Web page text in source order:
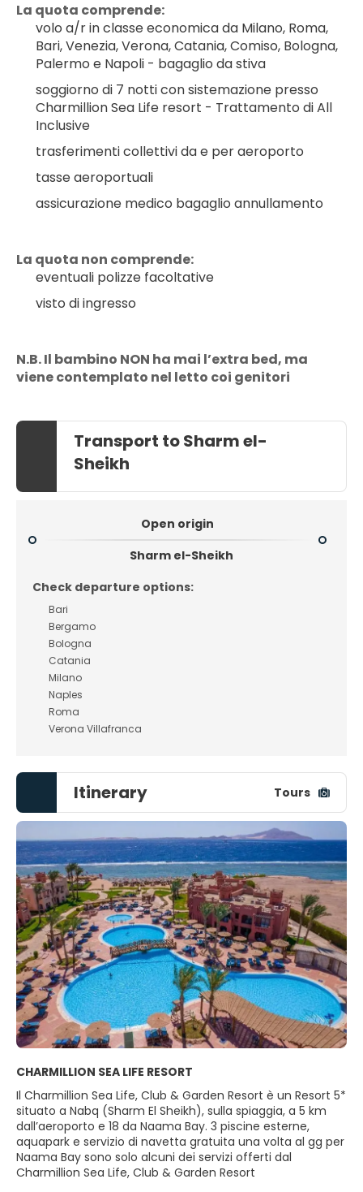
La quota comprende:
volo a/r in classe economica da Milano, Roma,
Bari, Venezia, Verona, Catania, Comiso, Bologna,
Palermo e Napoli - bagaglio da stiva
soggiorno di 7 notti con sistemazione presso
Charmillion Sea Life resort - Trattamento di All
Inclusive
trasferimenti collettivi da e per aeroporto
tasse aeroportuali
assicurazione medico bagaglio annullamento
La quota non comprende:
eventuali polizze facoltative
visto di ingresso
N.B. Il bambino NON ha mai l’extra bed, ma
viene contemplato nel letto coi genitori
Transport to Sharm el-
Sheikh
Open origin
Sharm el-Sheikh
Check departure options:
Bari
Bergamo
Bologna
Catania
Milano
Naples
Roma
Verona Villafranca
Itinerary Tours
CHARMILLION SEA LIFE RESORT
Il Charmillion Sea Life, Club & Garden Resort è un Resort 5*
situato a Nabq (Sharm El Sheikh), sulla spiaggia, a 5 km
dall’aeroporto e 18 da Naama Bay. 3 piscine esterne,
aquapark e servizio di navetta gratuita una volta al gg per
Naama Bay sono solo alcuni dei servizi offerti dal
Charmillion Sea Life, Club & Garden Resort